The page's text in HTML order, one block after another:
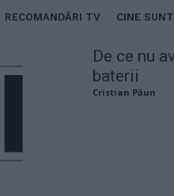
RECOMANDĂRI TV CINE
De ce nu
baterii
Cristian Păun